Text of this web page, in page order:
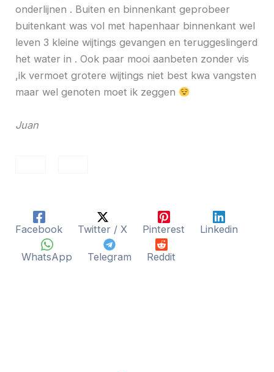
onderlijnen . Buiten en binnenkant geprobeer
buitenkant was vol met hapenhaar binnenkant wel
leven 3 kleine wijtings gevangen en teruggeslingerd
het water in . Ook paar mooi aanbeten zonder vis
,ik vermoet grotere wijtings niet best kwa vangsten
maar wel genoten moet ik zeggen
Juan
Facebook Twitter / X Pinterest Linkedin
WhatsApp Telegram Reddit